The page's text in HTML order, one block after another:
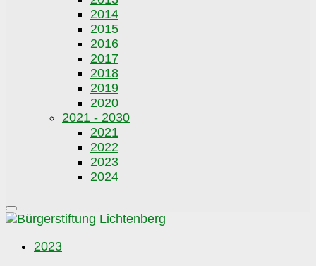
2014
2015
2016
2017
2018
2019
2020
2021 - 2030
2021
2022
2023
2024
2023